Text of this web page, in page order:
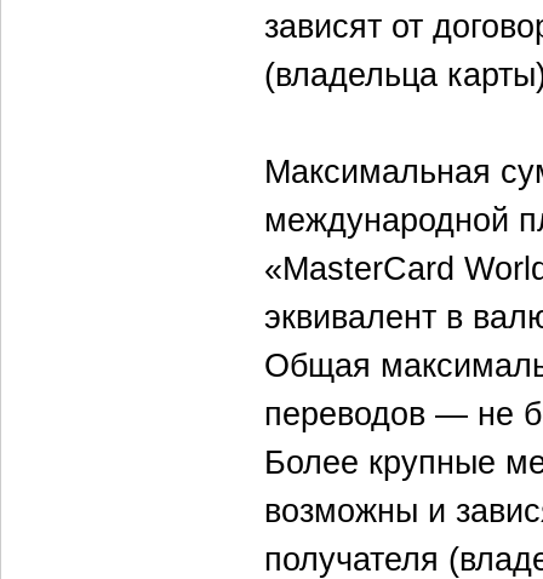
зависят от
(владельца
Максимальная
международной
«MasterCard
эквивалент в
Общая
переводов — не
Более крупные
возможны и
получателя